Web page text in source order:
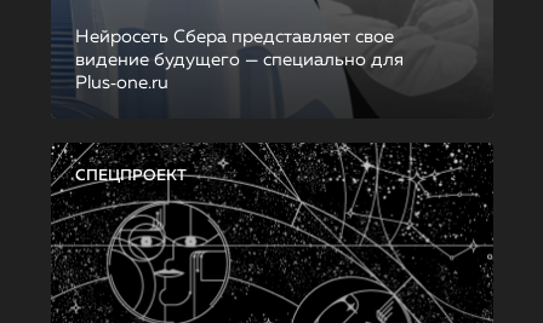
Нейросеть Сбера представляет свое
видение будущего — специально для
Plus‑one.ru
СПЕЦПРОЕКТ